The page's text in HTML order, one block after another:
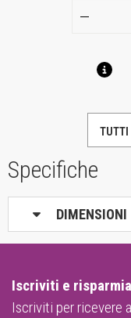
TUTTI
Specifiche
DIMENSIONI
Iscriviti e risparmia
Iscriviti per ricevere